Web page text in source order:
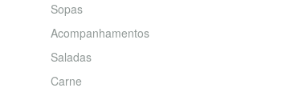
Sopas
Acompanhamentos
Saladas
Carne